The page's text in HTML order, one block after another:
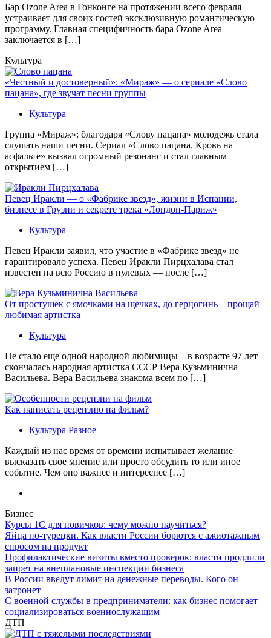
Бaр Ozone Area в Гонконге на протяжении всего февраля
устраивает для своих гостей эксклюзивную романтическую
программу. Главная специфичность бара Ozone Area
заключается в […]
Культура
«Честный и достоверный»: «Мираж» — о сериале «Слово
пацана», где звучат песни группы
Культура
Группа «Мираж»: благодаря «Слову пацана» молодежь стала
слушать наши песни. Сериал «Слово пацана. Кровь на
асфальте» вызвал огромный резонанс и стал главным
открытием […]
Певец Иракли — о «Фабрике звезд», жизни в Испании,
бизнесе в Грузии и секрете трека «Лондон-Париж»
Культура
Певец Иракли заявил, что участие в «Фабрике звезд» не
гарантировало успеха. Певец Иракли Пирцхалава стал
известен на всю Россию в нулевых — после […]
От простушек с ямочками на щечках, до герцогинь – прощай
любимая артистка
Культура
Не стало еще одной народной любимицы – в возрасте 97 лет
скончалась народная артистка СССР Вера Кузьминична
Васильева. Вера Васильева знакома всем по […]
Как написать рецензию на фильм?
Культура Разное
Каждый из нас время от времени испытывает желание
высказать свое мнение или просто обсудить то или иное
событие. Чем оно важнее и интереснее […]
Бизнес
Курсы 1С для новичков: чему можно научиться?
Яйца по-турецки. Как власти России борются с ажиотажным
спросом на продукт
Профилактические визиты вместо проверок: власти продлили
запрет на внеплановые инспекции бизнеса
В России введут лимит на денежные переводы. Кого он
затронет
С военной службы в предприниматели: как бизнес помогает
социализироваться военнослужащим
ДТП